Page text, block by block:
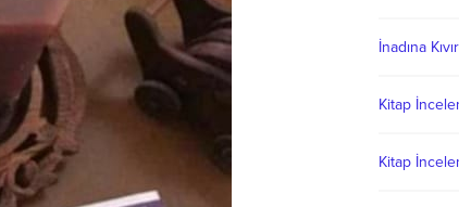
İnadına
Kitap
Kitap